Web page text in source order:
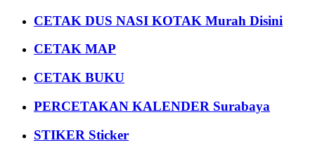
CETAK DUS NASI KOTAK Murah Disini
CETAK MAP
CETAK BUKU
PERCETAKAN KALENDER Surabaya
STIKER Sticker